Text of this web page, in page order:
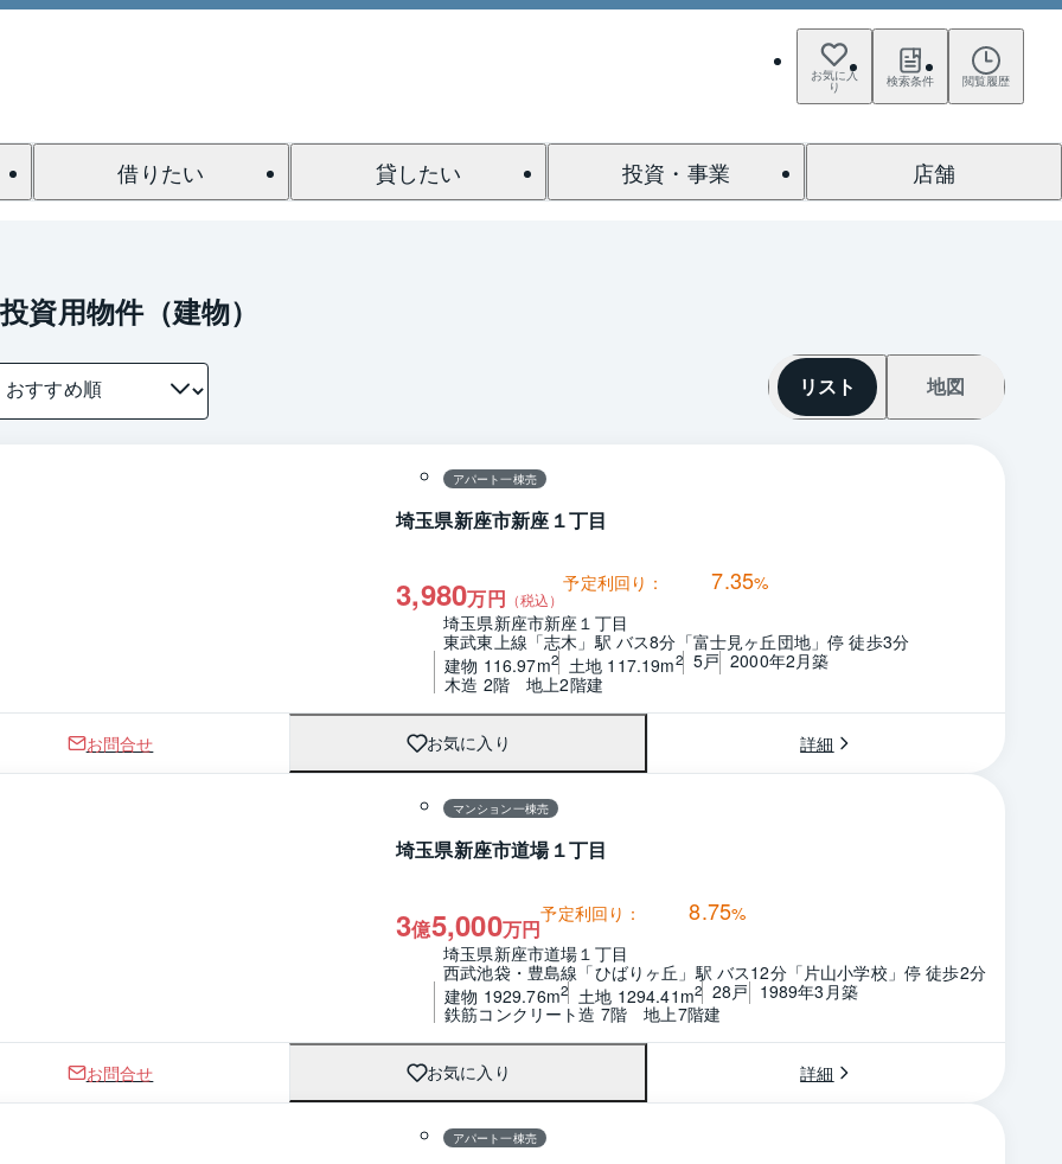
お気に入
り 検索条件 閲覧履歴
借りたい 貸したい 投資・事業 店舗
資用物件（建物）
リスト 地図
1 / 0
アパート一棟売
埼玉県新座市新座１丁目
3,980万円 （税込）
予定利回り： 7.35%
埼玉県新座市新座１丁目
東武東上線「志木」駅 バス8分「富士見ヶ丘団地」停 徒歩3分
建物 116.97m2 土地 117.19m2 5戸 2000年2月築
木造 2階　地上2階建
お問合せ お気に入り 詳細
マンション一棟売
埼玉県新座市道場１丁目
3億5,000万円
予定利回り： 8.75%
埼玉県新座市道場１丁目
西武池袋・豊島線「ひばりヶ丘」駅 バス12分「片山小学校」停 徒歩2分
建物 1929.76m2 土地 1294.41m2 28戸 1989年3月築
鉄筋コンクリート造 7階　地上7階建
お問合せ お気に入り 詳細
アパート一棟売